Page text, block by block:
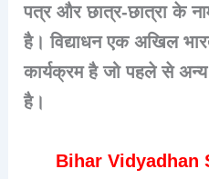
पत्र और छात्र-छात्रा के
है। विद्याधन एक अखिल
कार्यक्रम है जो पहले से अन्य
है।
Bihar Vidyadhan